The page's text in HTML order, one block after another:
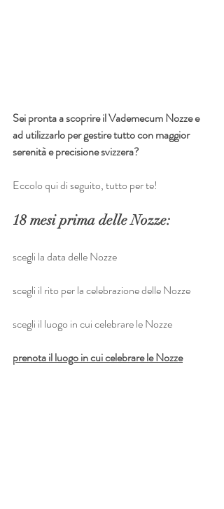
Sei pronta a scoprire il Vademecum Nozze e
ad utilizzarlo per gestire tutto con maggior
serenità e precisione svizzera?
Eccolo qui di seguito, tutto per te!
18 mesi prima delle Nozze:
scegli la data delle Nozze
scegli il rito per la celebrazione delle Nozze
scegli il luogo in cui celebrare le Nozze
prenota il luogo in cui celebrare le Nozze